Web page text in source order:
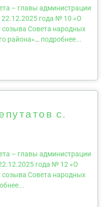
– главы администрации
года № 10 «О
созыва Совета народных
района»… подробнее...
с.
– главы администрации
года № 12 «О
созыва Совета народных